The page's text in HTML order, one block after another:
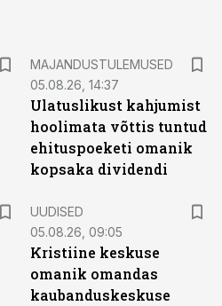
MAJANDUSTULEMUSED
05.08.26, 14:37
Ulatuslikust kahjumist
hoolimata võttis tuntud
ehituspoeketi omanik
kopsaka dividendi
UUDISED
05.08.26, 09:05
Kristiine keskuse
omanik omandas
kaubanduskeskuse